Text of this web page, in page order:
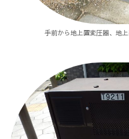
手前から地上置変圧器、地